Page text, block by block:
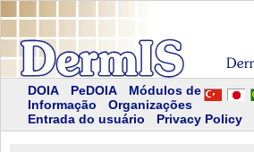
DOIA PeDOIA
Módulos de
Informação
Organizações
Entrada do usuário
Privacy Policy